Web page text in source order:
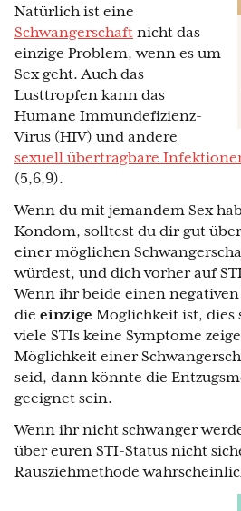
Natürlich ist eine
Schwangerschaft nicht das
einzige Problem, wenn es um
Sex geht. Auch das
Lusttropfen kann das
Humane Immundefizienz-
Virus (HIV) und andere
sexuell übertragbare
(5,6,9).
Wenn du mit jemandem Sex
Kondom, solltest du dir gut
einer möglichen
würdest, und dich vorher auf
Wenn ihr beide einen negativen
die einzige Möglichkeit ist, dies
viele STIs keine Symptome
Möglichkeit einer
seid, dann könnte die
geeignet sein.
Wenn ihr nicht schwanger
über euren STI-Status nicht
Rausziehmethode